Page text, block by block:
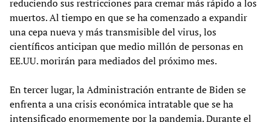
reduciendo sus restricciones para cremar más rápido a los
muertos. Al tiempo en que se ha comenzado a expandir
una cepa nueva y más transmisible del virus, los
científicos anticipan que medio millón de personas en
EE.UU. morirán para mediados del próximo mes.
En tercer lugar, la Administración entrante de Biden se
enfrenta a una crisis económica intratable que se ha
intensificado enormemente por la pandemia. Durante el